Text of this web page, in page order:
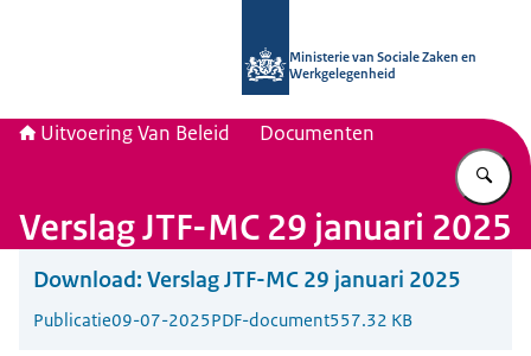
Ministerie van Sociale Zaken en
Werkgelegenheid
Uitvoering Van Beleid Documenten
Verslag JTF-MC 29 januari 2025
Download: Verslag JTF-MC 29 januari 2025
Publicatie09-07-2025PDF-document557.32 KB